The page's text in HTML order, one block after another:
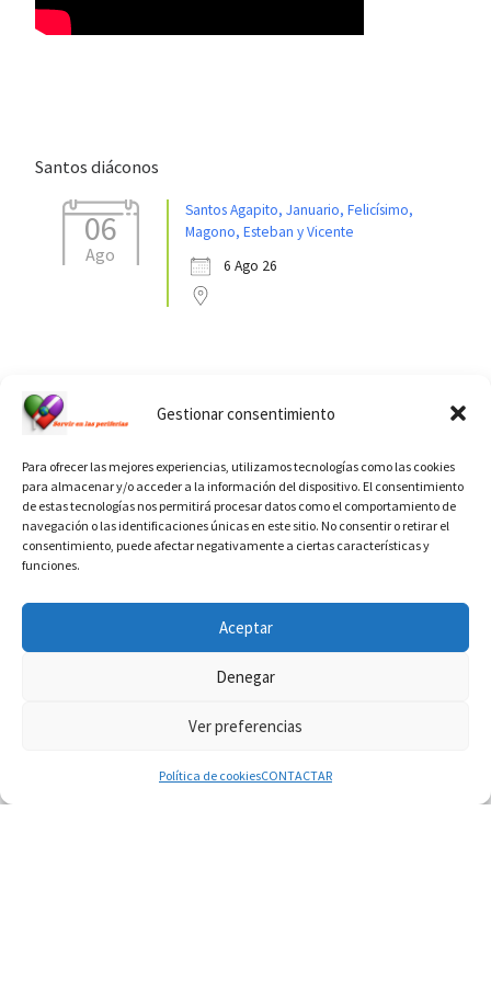
Gestionar consentimiento
Para ofrecer las mejores experiencias, utilizamos tecnologías como las cookies
para almacenar y/o acceder a la información del dispositivo. El consentimiento
de estas tecnologías nos permitirá procesar datos como el comportamiento de
navegación o las identificaciones únicas en este sitio. No consentir o retirar el
consentimiento, puede afectar negativamente a ciertas características y
funciones.
Aceptar
Denegar
Ver preferencias
Política de cookiesCONTACTAR
Santos diáconos
06
Ago
Santos Agapito, Januario, Felicísimo,
Magono, Esteban y Vicente
6 Ago 26
Diaconado permanente– Todos los derechos reservados
WP